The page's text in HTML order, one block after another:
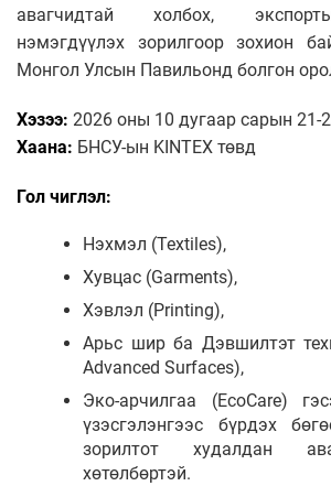
авагчидтай холбох,
нэмэгдүүлэх зорилгоор зохион
Монгол Улсын Павильонд болгон
Хэзээ: 2026 оны 10 дугаар сарын 21-
Хаана: БНСУ-ын KINTEX төвд
Гол чиглэл:
Нэхмэл (Textiles),
Хувцас (Garments),
Хэвлэл (Printing),
Арьс шир ба Дэвшилтэт
Advanced Surfaces),
Эко-арчилгаа (EcoCare)
үзэсгэлэнгээс бүрдэх
зорилтот худалдан
хөтөлбөртэй.